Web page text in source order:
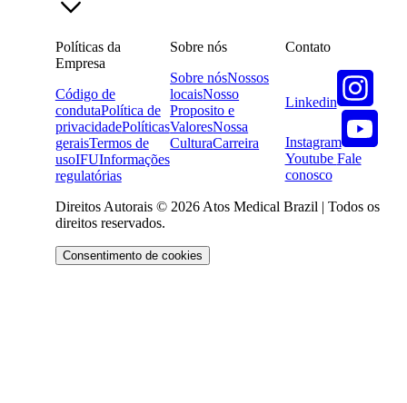
Políticas da
Empresa
Código de
condutaPolítica de
privacidadePolíticas
geraisTermos de
usoIFUInformações
regulatórias
Sobre nós
Sobre nósNossos
locaisNosso
Proposito e
ValoresNossa
CulturaCarreira
Contato
Linkedin
Instagram
Youtube Fale
conosco
Direitos Autorais © 2026 Atos Medical Brazil | Todos os
direitos reservados.
Consentimento de cookies